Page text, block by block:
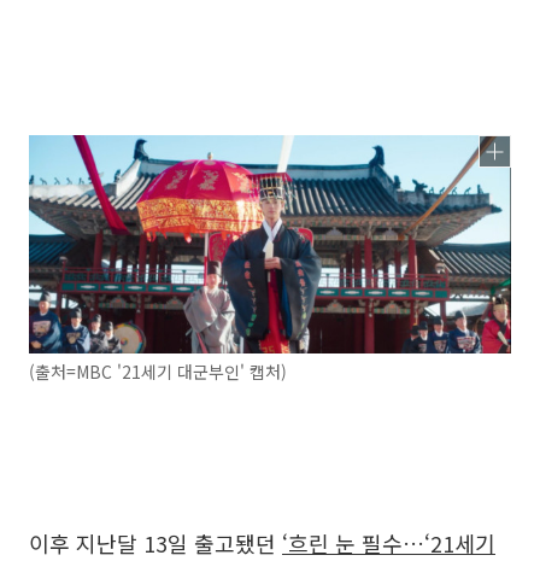
(출처=MBC '21세기 대군부인' 캡처)
이후 지난달 13일 출고됐던 ‘흐린 눈 필수…‘21세기